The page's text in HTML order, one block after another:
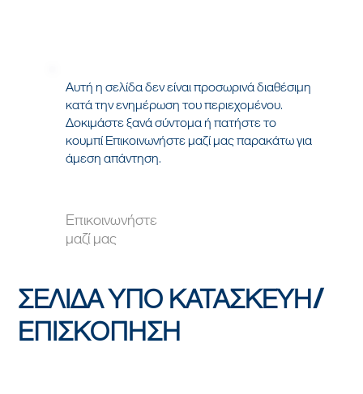
Αυτή η σελίδα δεν είναι προσωρινά διαθέσιμη
κατά την ενημέρωση του περιεχομένου.
Δοκιμάστε ξανά σύντομα ή πατήστε το
κουμπί Επικοινωνήστε μαζί μας παρακάτω για
άμεση απάντηση.
Επικοινωνήστε
μαζί μας
ΣΕΛΙΔΑ ΥΠΟ ΚΑΤΑΣΚΕΥΗ/
ΕΠΙΣΚΟΠΗΣΗ